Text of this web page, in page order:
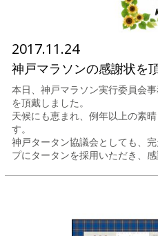
2017.11.24
神戸マラソンの感謝状を
本日、神戸マラソン実行委員会
を頂戴しました。
天候にも恵まれ、例年以上の素
す。
神戸タータン協議会としても、
プにタータンを採用いただき、感